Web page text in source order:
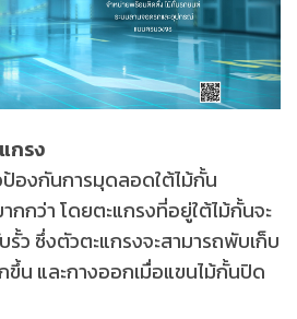
กรง
ป้องกันการมุดลอดใต้ไม้กั้น
กกว่า โดยตะแกรงที่อยู่ใต้ไม้กั้นจะ
ว ซึ่งตัวตะแกรงจะสามารถพับเก็บ
ขึ้น และกางออกเมื่อแขนไม้กั้นปิด